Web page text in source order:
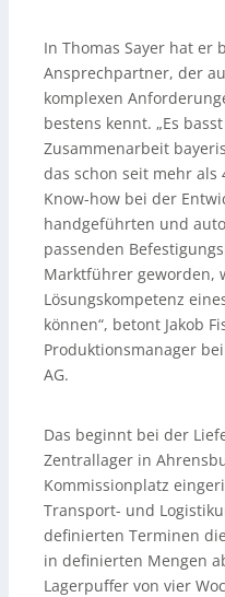
In Thomas Sayer hat er
Ansprechpartner, der
komplexen
bestens kennt. „Es
Zusammenarbeit
das schon seit mehr als
Know-how bei der
handgeführten und
passenden
Marktführer geworden,
Lösungskompetenz
können“, betont Jakob
Produktionsmanager
AG.
Das beginnt bei der
Zentrallager in
Kommissionplatz
Transport- und
definierten Terminen
in definierten Mengen
Lagerpuffer von vier